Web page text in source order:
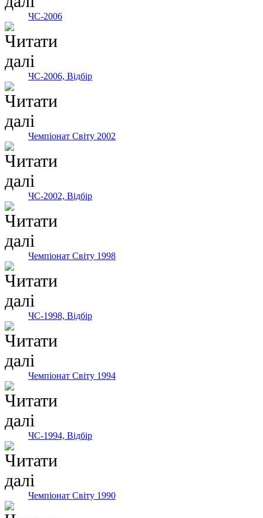
ЧС-2006
ЧС-2006, Відбір
Чемпіонат Світу 2002
ЧС-2002, Відбір
Чемпіонат Світу 1998
ЧС-1998, Відбір
Чемпіонат Світу 1994
ЧС-1994, Відбір
Чемпіонат Світу 1990